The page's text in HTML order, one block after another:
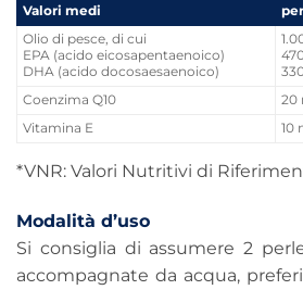
Valori medi
Olio di pesce, di cui
EPA (acido eicosapentaenoico)
DHA (acido docosaesaenoico)
Coenzima Q10
20
Vitamina E
10
*VNR: Valori Nutritivi di
Modalità d’uso
Si consiglia di assumere 2
accompagnate da acqua,